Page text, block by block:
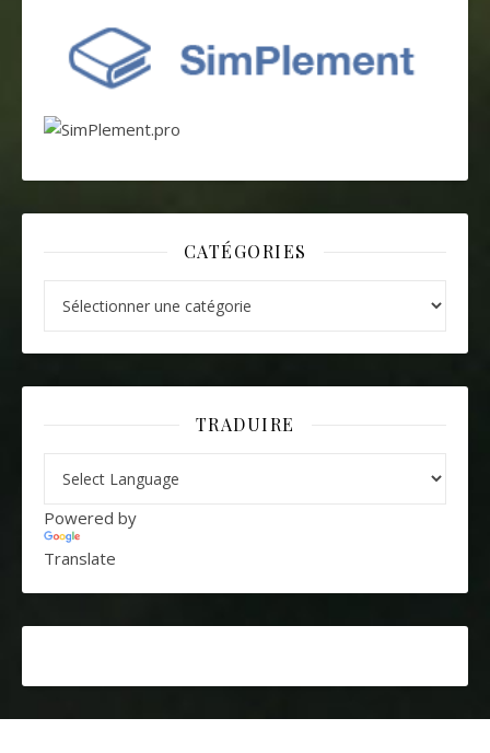
CATÉGORIES
TRADUIRE
Powered by
Translate